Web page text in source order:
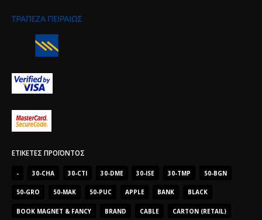
ΕΤΙΚΈΤΕΣ ΠΡΟΪΌΝΤΟΣ
- 30-CHA 30-CTI 30-DME 30-ISE 30-TMP 50-BGN
50-GRO 50-MAK 50-PUC APPLE BANK BLACK
BOOK MAGNET & FANCY BRAND CABLE CARTON (RETAIL)